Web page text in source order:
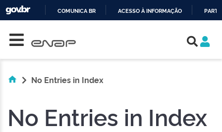
COMUNICA BR ACESSO À INFORMAÇÃO
No Entries in Index
No Entries in Index